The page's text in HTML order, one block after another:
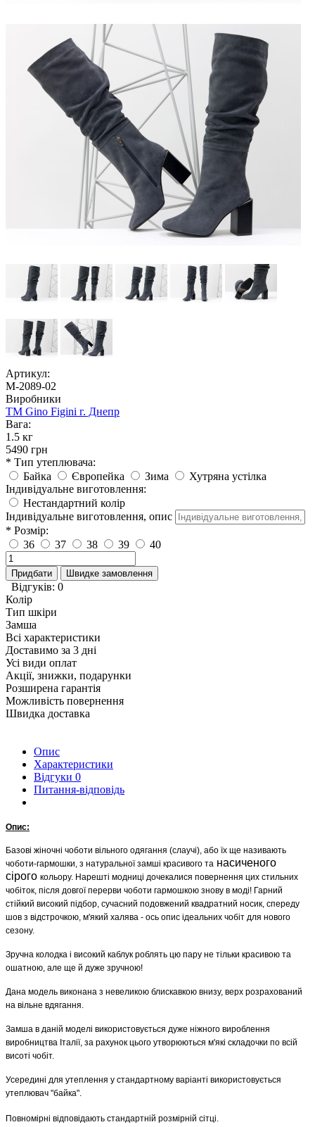
Артикул:
М-2089-02
Виробники
TM Gino Figini г. Днепр
Вага:
1.5 кг
5490 грн
* Тип утеплювача:
Байка
Європейка Зима
Хутряна устілка
Індивідуальне виготовлення:
Нестандартний колір
Індивідуальне виготовлення, опис
* Розмір:
36
37 38 39 40
Придбати Швидке замовлення
Відгуків: 0
Колір
Тип шкіри
Замша
Всі характеристики
Доставимо за 3 дні
Усі види оплат
Акції, знижки, подарунки
Розширена гарантія
Можливість повернення
Швидка доставка
Опис
Характеристики
Відгуки 0
Питання-відповідь
Опис:
Базові жіночні чоботи вільного одягання (слаучі), або їх ще називають
чоботи-гармошки, з натуральної замші красивого та насиченого
сірого кольору. Нарешті модниці дочекалися повернення цих стильних
чобіток, після довгої перерви чоботи гармошкою знову в моді! Гарний
стійкий високий підбор, сучасний подовжений квадратний носик, спереду
шов з відстрочкою, м'який халява - ось опис ідеальних чобіт для нового
сезону.
Зручна колодка і високий каблук роблять цю пару не тільки красивою та
ошатною, але ще й дуже зручною!
Дана модель виконана з невеликою блискавкою внизу, верх розрахований
на вільне вдягання.
Замша в даній моделі використовується дуже ніжного вироблення
виробництва Італії, за рахунок цього утворюються м'які складочки по всій
висоті чобіт.
Усередині для утеплення у стандартному варіанті використовується
утеплювач "байка".
Повномірні відповідають стандартній розмірній сітці.